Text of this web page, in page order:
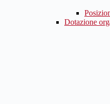
Dotazione